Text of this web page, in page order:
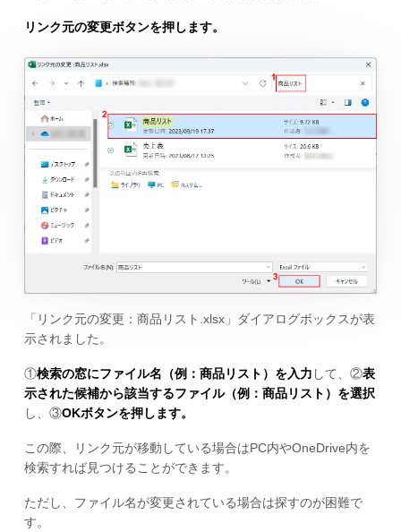
リンク元の変更ボタンを押します。
「リンク元の変更：商品リスト.xlsx」ダイアログボックスが表
示されました。
①検索の窓にファイル名（例：商品リスト）を入力 して、②表
示された候補から該当するファイル（例：商品リスト）を選択
し、③OKボタンを押します。
この際、リンク元が移動している場合はPC内やOneDrive内を
検索すれば見つけることができます。
ただし、ファイル名が変更されている場合は探すのが困難で
す。